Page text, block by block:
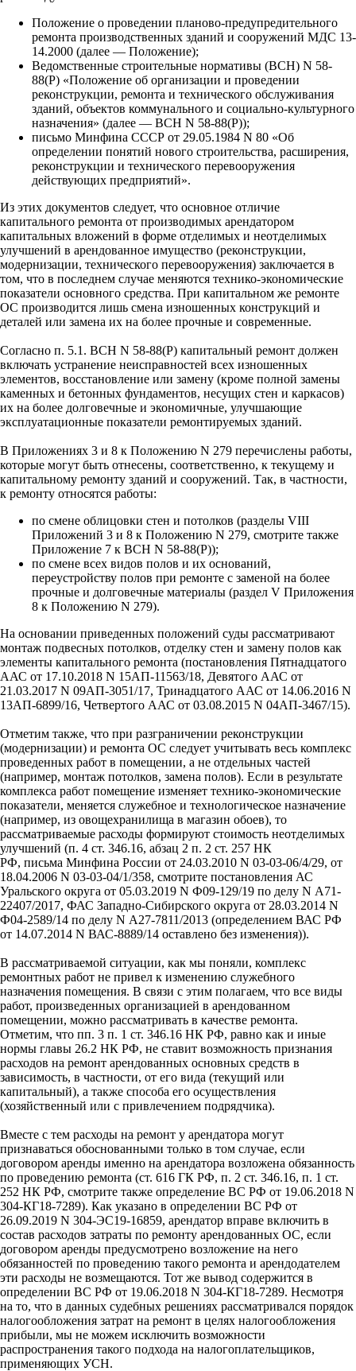
Положение о проведении планово-предупредительного
ремонта производственных зданий и сооружений МДС 13-
14.2000 (далее — Положение);
Ведомственные строительные нормативы (ВСН) N 58-
88(Р) «Положение об организации и проведении
реконструкции, ремонта и технического обслуживания
зданий, объектов коммунального и социально-культурного
назначения» (далее — ВСН N 58-88(Р));
письмо Минфина СССР от 29.05.1984 N 80 «Об
определении понятий нового строительства, расширения,
реконструкции и технического перевооружения
действующих предприятий».
Из этих документов следует, что основное отличие
капитального ремонта от производимых арендатором
капитальных вложений в форме отделимых и неотделимых
улучшений в арендованное имущество (реконструкции,
модернизации, технического перевооружения) заключается в
том, что в последнем случае меняются технико-экономические
показатели основного средства. При капитальном же ремонте
ОС производится лишь смена изношенных конструкций и
деталей или замена их на более прочные и современные.
Согласно п. 5.1. ВСН N 58-88(Р) капитальный ремонт должен
включать устранение неисправностей всех изношенных
элементов, восстановление или замену (кроме полной замены
каменных и бетонных фундаментов, несущих стен и каркасов)
их на более долговечные и экономичные, улучшающие
эксплуатационные показатели ремонтируемых зданий.
В Приложениях 3 и 8 к Положению N 279 перечислены работы,
которые могут быть отнесены, соответственно, к текущему и
капитальному ремонту зданий и сооружений. Так, в частности,
к ремонту относятся работы:
по смене облицовки стен и потолков (разделы VIII
Приложений 3 и 8 к Положению N 279, смотрите также
Приложение 7 к ВСН N 58-88(Р));
по смене всех видов полов и их оснований,
переустройству полов при ремонте с заменой на более
прочные и долговечные материалы (раздел V Приложения
8 к Положению N 279).
На основании приведенных положений суды рассматривают
монтаж подвесных потолков, отделку стен и замену полов как
элементы капитального ремонта (постановления Пятнадцатого
ААС от 17.10.2018 N 15АП-11563/18, Девятого ААС от
21.03.2017 N 09АП-3051/17, Тринадцатого ААС от 14.06.2016 N
13АП-6899/16, Четвертого ААС от 03.08.2015 N 04АП-3467/15).
Отметим также, что при разграничении реконструкции
(модернизации) и ремонта ОС следует учитывать весь комплекс
проведенных работ в помещении, а не отдельных частей
(например, монтаж потолков, замена полов). Если в результате
комплекса работ помещение изменяет технико-экономические
показатели, меняется служебное и технологическое назначение
(например, из овощехранилища в магазин обоев), то
рассматриваемые расходы формируют стоимость неотделимых
улучшений (п. 4 ст. 346.16, абзац 2 п. 2 ст. 257 НК
РФ, письма Минфина России от 24.03.2010 N 03-03-06/4/29, от
18.04.2006 N 03-03-04/1/358, смотрите постановления АС
Уральского округа от 05.03.2019 N Ф09-129/19 по делу N А71-
22407/2017, ФАС Западно-Сибирского округа от 28.03.2014 N
Ф04-2589/14 по делу N А27-7811/2013 (определением ВАС РФ
от 14.07.2014 N ВАС-8889/14 оставлено без изменения)).
В рассматриваемой ситуации, как мы поняли, комплекс
ремонтных работ не привел к изменению служебного
назначения помещения. В связи с этим полагаем, что все виды
работ, произведенных организацией в арендованном
помещении, можно рассматривать в качестве ремонта.
Отметим, что пп. 3 п. 1 ст. 346.16 НК РФ, равно как и иные
нормы главы 26.2 НК РФ, не ставит возможность признания
расходов на ремонт арендованных основных средств в
зависимость, в частности, от его вида (текущий или
капитальный), а также способа его осуществления
(хозяйственный или с привлечением подрядчика).
Вместе с тем расходы на ремонт у арендатора могут
признаваться обоснованными только в том случае, если
договором аренды именно на арендатора возложена обязанность
по проведению ремонта (ст. 616 ГК РФ, п. 2 ст. 346.16, п. 1 ст.
252 НК РФ, смотрите также определение ВС РФ от 19.06.2018 N
304-КГ18-7289). Как указано в определении ВС РФ от
26.09.2019 N 304-ЭС19-16859, арендатор вправе включить в
состав расходов затраты по ремонту арендованных ОС, если
договором аренды предусмотрено возложение на него
обязанностей по проведению такого ремонта и арендодателем
эти расходы не возмещаются. Тот же вывод содержится в
определении ВС РФ от 19.06.2018 N 304-КГ18-7289. Несмотря
на то, что в данных судебных решениях рассматривался порядок
налогообложения затрат на ремонт в целях налогообложения
прибыли, мы не можем исключить возможности
распространения такого подхода на налогоплательщиков,
применяющих УСН.